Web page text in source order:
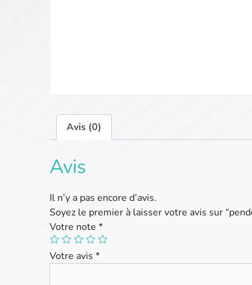
Avis (0)
Avis
Il n’y a pas encore d’avis.
Soyez le premier à laisser votre avis sur
Votre note *
Votre avis *